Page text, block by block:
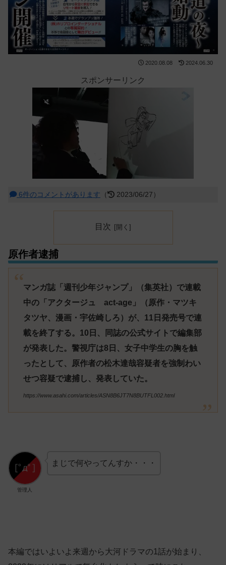
2020.08.08 2024.06.30
スポンサーリンク
6件のコメントがあります （ 2023/06/27）
目次
原作者逮捕
マンガ誌「週刊少年ジャンプ」（集英社）で連載
中の「アクタージュ act-age」（原作・マツキ
タツヤ、漫画・宇佐崎しろ）が、11日発売号で連
載を終了する。10日、同誌の公式サイトで編集部
が発表した。警視庁は8日、女子中学生の胸を触
ったとして、原作者の松木達哉容疑者を強制わい
せつ容疑で逮捕し、発表していた。
https://www.asahi.com/articles/ASN8B6JT7N8BUTFL002.html
管理人
まじで何やってんすか・・・
本編ではいよいよ来週から大河ドラマの1話が始まり、